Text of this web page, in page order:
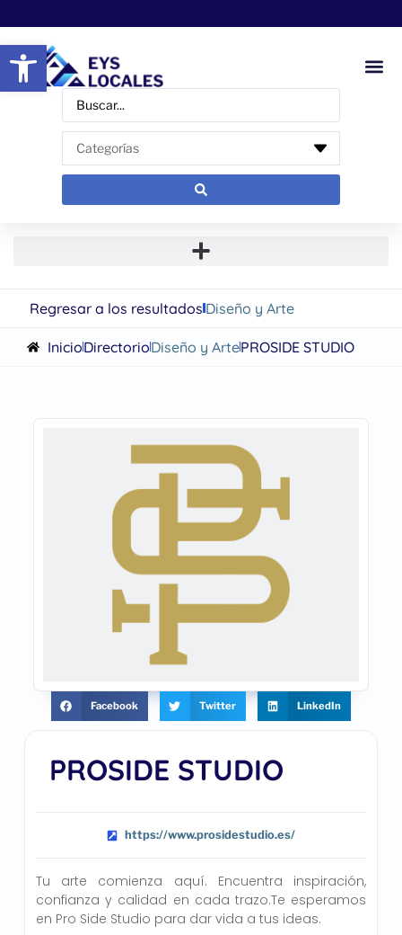
Abrir barra de herramientas
Regresar a los resultadosDiseño y Arte
InicioDirectorioDiseño y ArtePROSIDE STUDIO
PROSIDE STUDIO
https://www.prosidestudio.es/
Tu arte comienza aquí. Encuentra inspiración,
confianza y calidad en cada trazo.Te esperamos
en Pro Side Studio para dar vida a tus ideas.
Facebook Twitter LinkedIn